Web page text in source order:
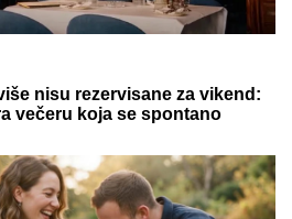
nisu rezervisane za vikend:
večeru koja se spontano